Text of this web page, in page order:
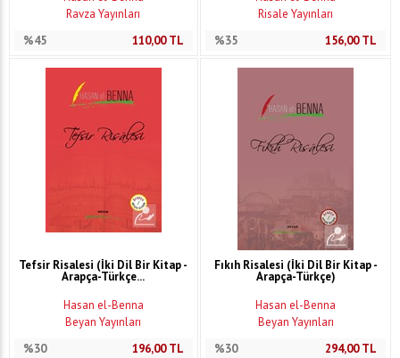
Ravza Yayınları
%45
110,00TL
Risale Yayınları
%35
156,00TL
Tefsir Risalesi (İki Dil Bir Kitap -
Arapça-Türkçe...
Hasan el-Benna
Beyan Yayınları
%30
196,00TL
Fıkıh Risalesi (İki Dil Bir Kitap -
Arapça-Türkçe)
Hasan el-Benna
Beyan Yayınları
%30
294,00TL